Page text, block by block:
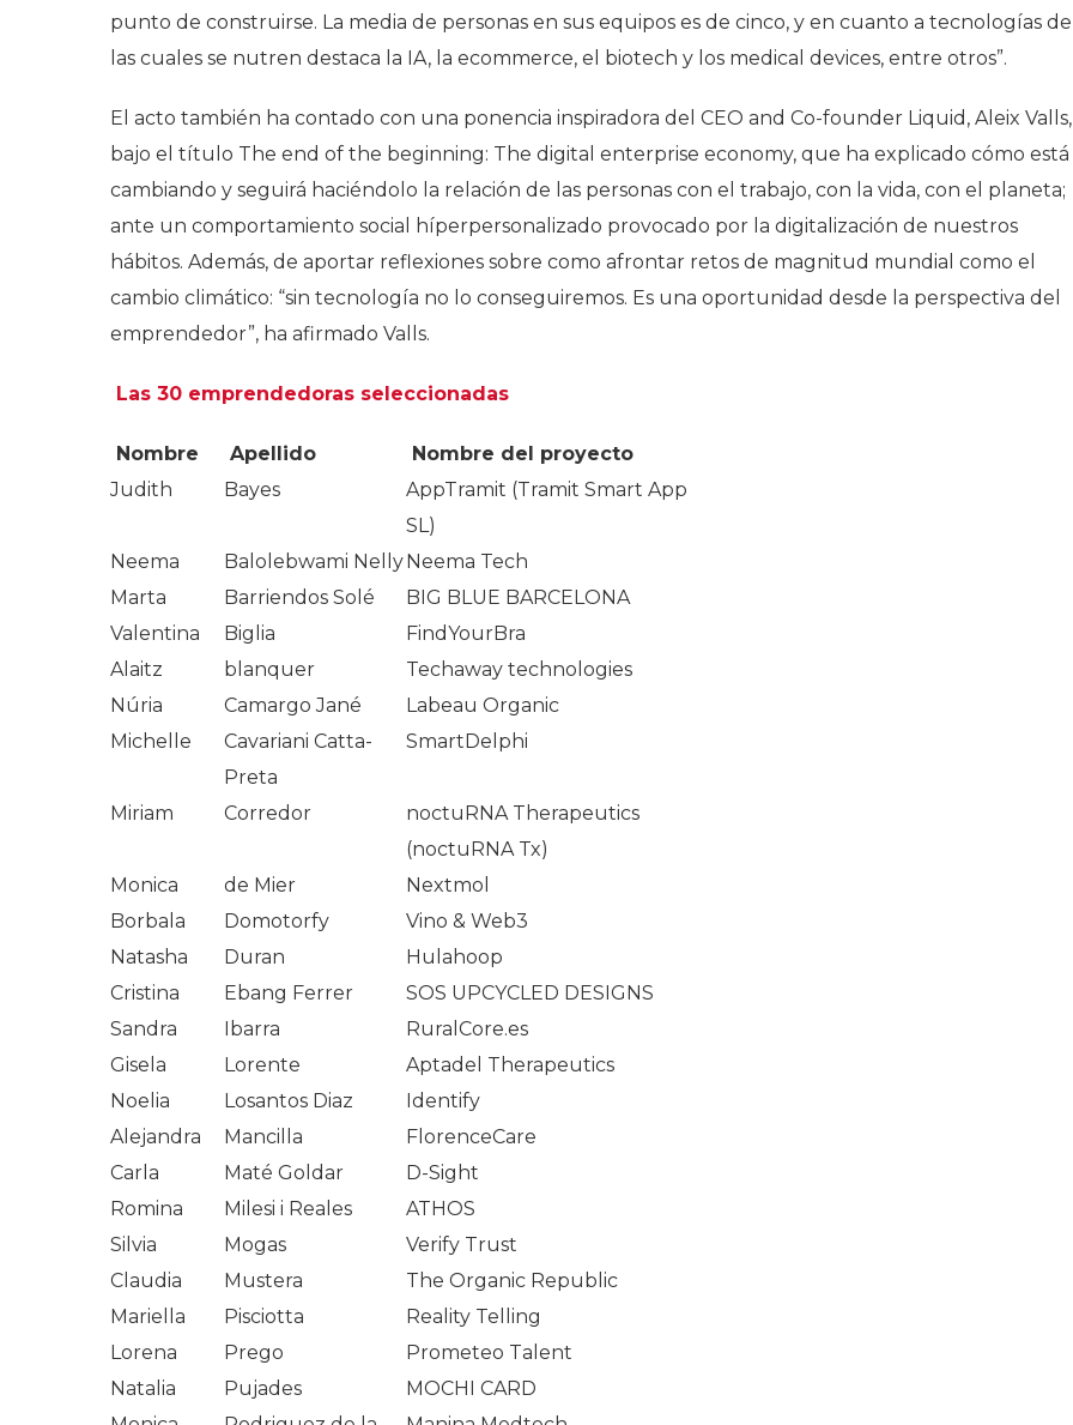
punto de construirse. La media de personas en sus equipos es de cinco, y en cuanto a tecnologías de
las cuales se nutren destaca la IA, la ecommerce, el biotech y los medical devices, entre otros”.
El acto también ha contado con una ponencia inspiradora del CEO and Co-founder Liquid, Aleix Valls,
bajo el título The end of the beginning: The digital enterprise economy, que ha explicado cómo está
cambiando y seguirá haciéndolo la relación de las personas con el trabajo, con la vida, con el planeta;
ante un comportamiento social híperpersonalizado provocado por la digitalización de nuestros
hábitos. Además, de aportar reflexiones sobre como afrontar retos de magnitud mundial como el
cambio climático: “sin tecnología no lo conseguiremos. Es una oportunidad desde la perspectiva del
emprendedor”, ha afirmado Valls.
Las 30 emprendedoras seleccionadas
Nombre Apellido
Nombre del proyecto
Judith
Bayes
AppTramit (Tramit Smart App
SL)
Neema
Balolebwami NellyNeema Tech
Marta
Barriendos Solé
BIG BLUE BARCELONA
Valentina
Biglia
FindYourBra
Alaitz
blanquer
Techaway technologies
Núria
Camargo Jané
Labeau Organic
Michelle
Cavariani Catta-
Preta
SmartDelphi
Miriam Corredor
noctuRNA Therapeutics
(noctuRNA Tx)
Monica
de Mier
Nextmol
Borbala
Domotorfy
Vino & Web3
Natasha
Duran
Hulahoop
Cristina
Ebang Ferrer
SOS UPCYCLED DESIGNS
Sandra
Ibarra
RuralCore.es
Gisela
Lorente
Aptadel Therapeutics
Noelia
Losantos Diaz
Identify
Alejandra
Mancilla
FlorenceCare
Carla
Maté Goldar
D-Sight
Romina
Milesi i Reales
ATHOS
Silvia
Mogas
Verify Trust
Claudia
Mustera
The Organic Republic
Mariella
Pisciotta
Reality Telling
Lorena
Prego
Prometeo Talent
Natalia
Pujades
MOCHI CARD